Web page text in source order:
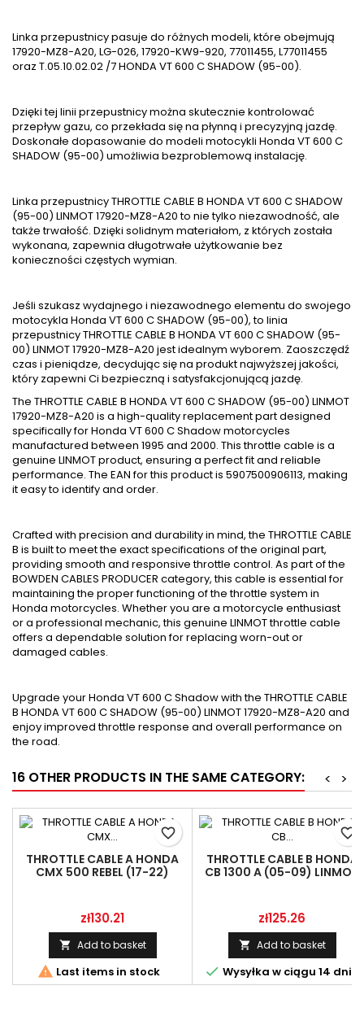
Linka przepustnicy pasuje do różnych modeli, które obejmują
17920-MZ8-A20, LG-026, 17920-KW9-920, 77011455, L77011455
oraz T.05.10.02.02 /7 HONDA VT 600 C SHADOW (95-00).
Dzięki tej linii przepustnicy można skutecznie kontrolować
przepływ gazu, co przekłada się na płynną i precyzyjną jazdę.
Doskonałe dopasowanie do modeli motocykli Honda VT 600 C
SHADOW (95-00) umożliwia bezproblemową instalację.
Linka przepustnicy THROTTLE CABLE B HONDA VT 600 C SHADOW
(95-00) LINMOT 17920-MZ8-A20 to nie tylko niezawodność, ale
także trwałość. Dzięki solidnym materiałom, z których została
wykonana, zapewnia długotrwałe użytkowanie bez
konieczności częstych wymian.
Jeśli szukasz wydajnego i niezawodnego elementu do swojego
motocykla Honda VT 600 C SHADOW (95-00), to linia
przepustnicy THROTTLE CABLE B HONDA VT 600 C SHADOW (95-
00) LINMOT 17920-MZ8-A20 jest idealnym wyborem. Zaoszczędź
czas i pieniądze, decydując się na produkt najwyższej jakości,
który zapewni Ci bezpieczną i satysfakcjonującą jazdę.
The THROTTLE CABLE B HONDA VT 600 C SHADOW (95-00) LINMOT
17920-MZ8-A20 is a high-quality replacement part designed
specifically for Honda VT 600 C Shadow motorcycles
manufactured between 1995 and 2000. This throttle cable is a
genuine LINMOT product, ensuring a perfect fit and reliable
performance. The EAN for this product is 5907500906113, making
it easy to identify and order.
Crafted with precision and durability in mind, the THROTTLE CABLE
B is built to meet the exact specifications of the original part,
providing smooth and responsive throttle control. As part of the
BOWDEN CABLES PRODUCER category, this cable is essential for
maintaining the proper functioning of the throttle system in
Honda motorcycles. Whether you are a motorcycle enthusiast
or a professional mechanic, this genuine LINMOT throttle cable
offers a dependable solution for replacing worn-out or
damaged cables.
Upgrade your Honda VT 600 C Shadow with the THROTTLE CABLE
B HONDA VT 600 C SHADOW (95-00) LINMOT 17920-MZ8-A20 and
enjoy improved throttle response and overall performance on
the road.
16 OTHER PRODUCTS IN THE SAME CATEGORY: >
<
THROTTLE CABLE A HONDA
CMX 500 REBEL (17-22)
Price
zł130.21
 Add to basket
 Last items in stock
favorite_border
THROTTLE CABLE B HONDA
CB 1300 A (05-09) LINMOT
Price
zł125.26
 Add to basket
 Wysyłka w ciągu 14 dni
favorite_border